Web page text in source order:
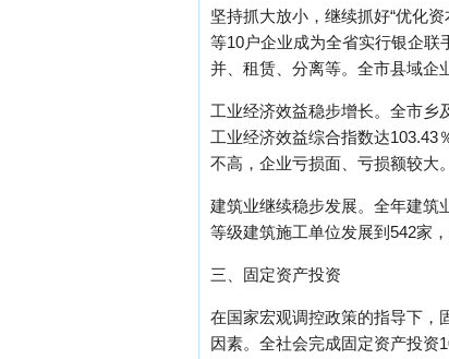
坚持抓大放小，继续抓好“优化
等10户企业成为全省实行银企
并、租赁、分离等。全市县域企
工业经济效益稳步增长。全市乡
工业经济效益综合指数达103.43
不高，企业亏损面、亏损额较大。
建筑业继续稳步发展。全年建筑
等级建筑施工单位发展到542家
三、固定资产投资
在国家宏观调控政策的指导下，
因素。全社会完成固定资产投资